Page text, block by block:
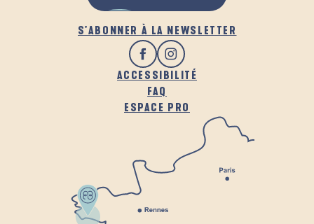
S'ABONNER À LA NEWSLETTER
ACCESSIBILITÉ
FAQ
ESPACE PRO